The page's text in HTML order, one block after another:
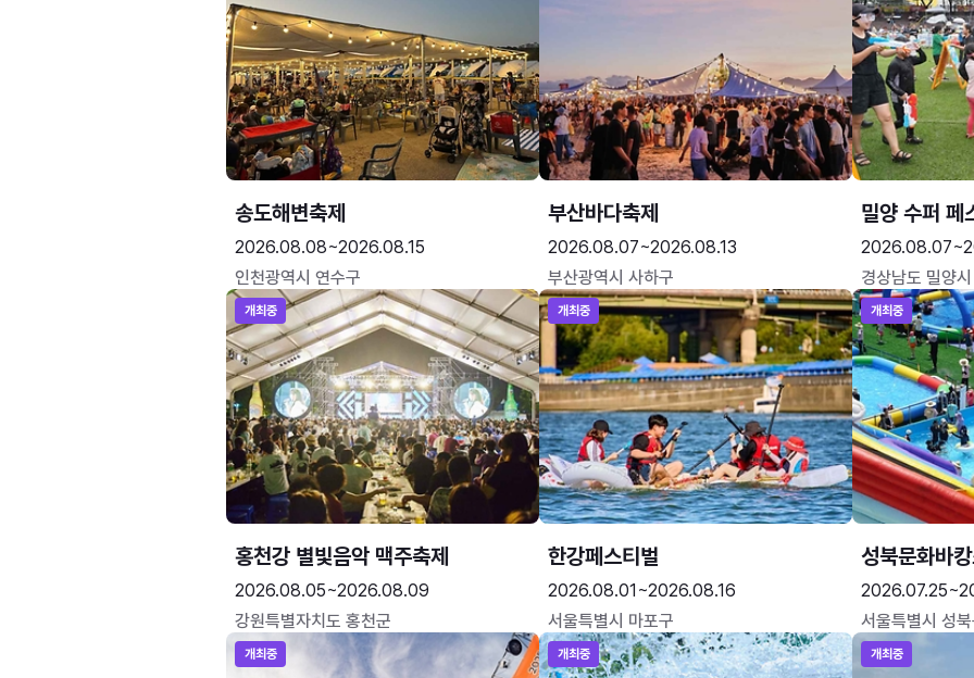
송도해변축제
2026.08.08~2026.08.15
인천광역시 연수구
부산바다축제
2026.08.07~2026.08.13
부산광역시 사하구
밀양 수퍼 페
경상남도 밀양시
개최중
홍천강 별빛음악 맥주축제
2026.08.05~2026.08.09
강원특별자치도 홍천군
개최중
한강페스티벌
2026.08.01~2026.08.16
서울특별시 마포구
개최중
성북문화바
서울특별시 성
개최중 개최중 개최중